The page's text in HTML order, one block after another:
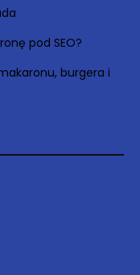
pod SEO?
burgera i